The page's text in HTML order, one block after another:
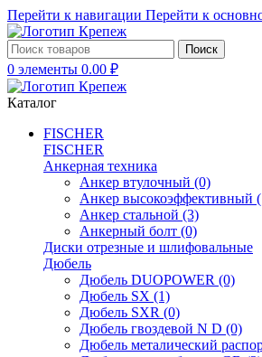
Перейти к навигации Перейти к
Поиск
0 элементы 0.00 ₽
Каталог
FISCHER
FISCHER
Анкерная техника
Анкер втулочный (0)
Анкер высокоэффективный
Анкер стальной (3)
Анкерный болт (0)
Диски отрезные и шлифовальные
Дюбель
Дюбель DUOPOWER (0)
Дюбель SX (1)
Дюбель SXR (0)
Дюбель гвоздевой N D (0)
Дюбель металический